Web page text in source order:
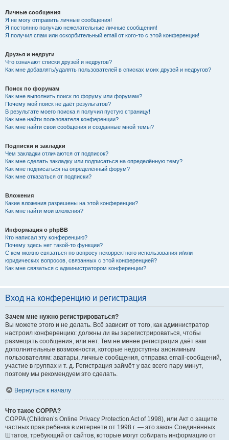
Личные сообщения
Я не могу отправить личные сообщения!
Я постоянно получаю нежелательные личные сообщения!
Я получил спам или оскорбительный email от кого-то с этой конференции!
Друзья и недруги
Что означают списки друзей и недругов?
Как мне добавлять/удалять пользователей в списках моих друзей и недругов?
Поиск по форумам
Как мне выполнить поиск по форуму или форумам?
Почему мой поиск не даёт результатов?
В результате моего поиска я получил пустую страницу!
Как мне найти пользователя конференции?
Как мне найти свои сообщения и созданные мной темы?
Подписки и закладки
Чем закладки отличаются от подписок?
Как мне сделать закладку или подписаться на определённую тему?
Как мне подписаться на определённый форум?
Как мне отказаться от подписки?
Вложения
Какие вложения разрешены на этой конференции?
Как мне найти мои вложения?
Информация о phpBB
Кто написал эту конференцию?
Почему здесь нет такой-то функции?
С кем можно связаться по вопросу некорректного использования и/или
юридических вопросов, связанных с этой конференцией?
Как мне связаться с администратором конференции?
Вход на конференцию и регистрация
Зачем мне нужно регистрироваться?
Вы можете этого и не делать. Всё зависит от того, как администратор
настроил конференцию: должны ли вы зарегистрироваться, чтобы
размещать сообщения, или нет. Тем не менее регистрация даёт вам
дополнительные возможности, которые недоступны анонимным
пользователям: аватары, личные сообщения, отправка email-сообщений,
участие в группах и т. д. Регистрация займёт у вас всего пару минут,
поэтому мы рекомендуем это сделать.
Вернуться к началу
Что такое COPPA?
COPPA (Children’s Online Privacy Protection Act of 1998), или Акт о защите
частных прав ребёнка в интернете от 1998 г. — это закон Соединённых
Штатов, требующий от сайтов, которые могут собирать информацию от